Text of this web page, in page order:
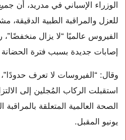
الوزراء الإسباني في مدريد، أن
للعزل والمراقبة الطبية الدقيقة،
الفيروس عالميًا “لا يزال
إصابات جديدة بسبب فترة
وقال: “الفيروسات لا تعرف حدودًا”،
استقبلت الركاب المُجلين إلى
يونيو المقبل.